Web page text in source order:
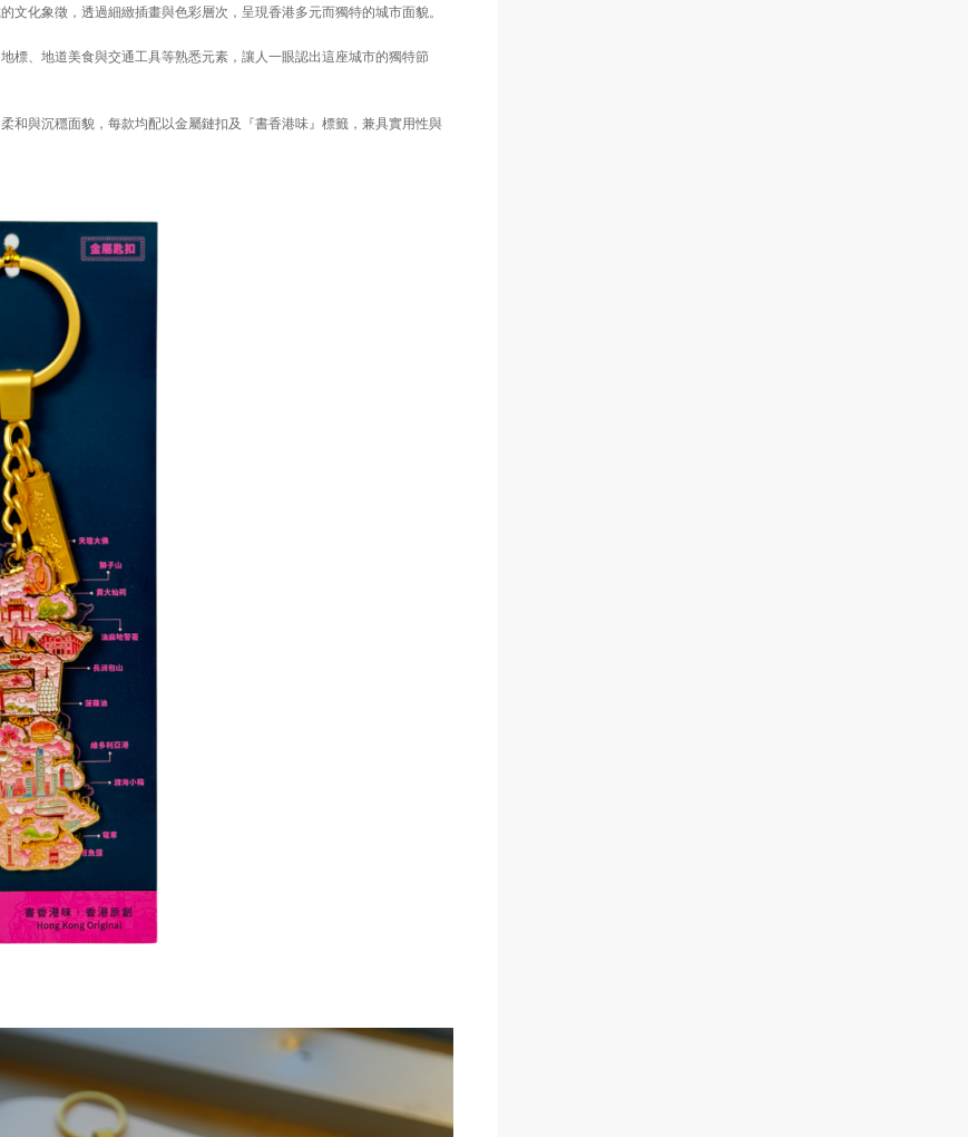
化象徵，透過細緻插畫與色彩層次，呈現香港多元而獨特的城市面貌。
標、地道美食與交通工具等熟悉元素，讓人一眼認出這座城市的獨特節
與沉穩面貌，每款均配以金屬鏈扣及『書香港味』標籤，兼具實用性與